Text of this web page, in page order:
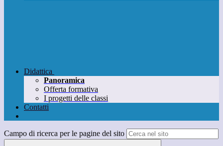
Didattica
Panoramica
Offerta formativa
I progetti delle classi
Contatti
Campo di ricerca per le pagine del sito